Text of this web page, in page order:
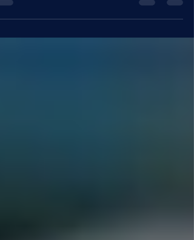
تركيا هي واحدة من الوجهات العالمية المفضلة
للمستثمرين والأفراد الباحثين عن فرص جديدة، سواءً
للعيش والاستقرار أو للاستثمار العقاري....